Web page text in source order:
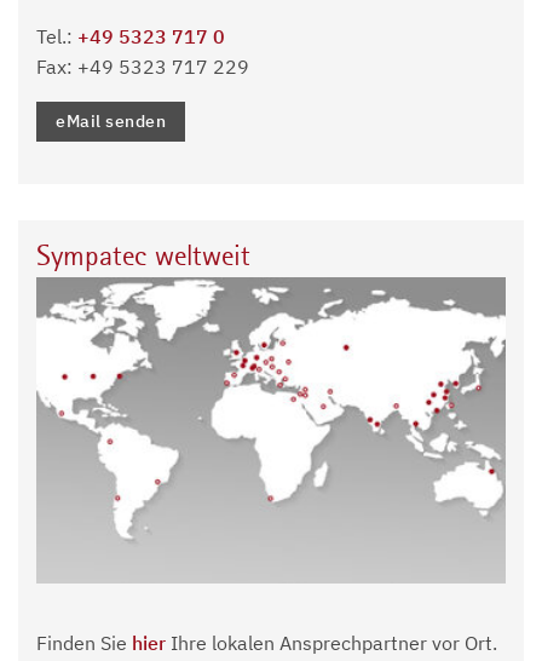
Tel.: +49 5323 717 0
Fax: +49 5323 717 229
eMail senden
Sympatec weltweit
Finden Sie hier Ihre lokalen Ansprechpartner vor Ort.